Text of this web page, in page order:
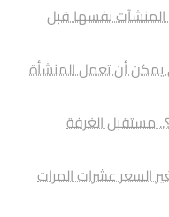
المنشآت نفسها قبل
يمكن أن تعمل المنشأة
مستقبل الغرفة
السعر عشرات المرات